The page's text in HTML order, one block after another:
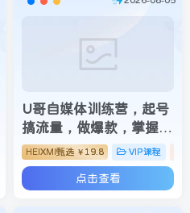
自媒体类
U哥自媒体训练营，起号
搞流量，做爆款，掌握稳
定做号能力，把自媒体变
成可持续稳定的增收渠道
HEIXMI甄选 ￥ 19.8 VIP课程
点击查看